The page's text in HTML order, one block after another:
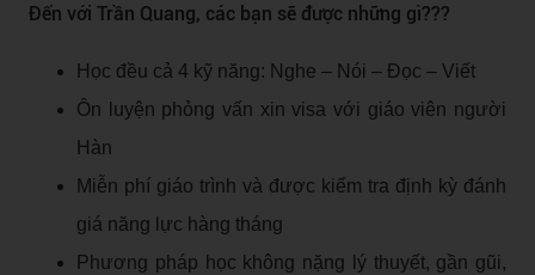
Đến với Trần Quang, các bạn sẽ được những gì???
Học đều cả 4 kỹ năng: Nghe – Nói – Đọc – Viết
Ôn luyện phỏng vấn xin visa với giáo viên người
Hàn
Miễn phí giáo trình và được kiểm tra định kỳ đánh
giá năng lực hàng tháng
Phương pháp học không nặng lý thuyết, gần gũi,